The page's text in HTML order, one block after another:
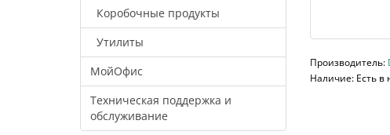
Коробочные продукты
Утилиты
МойОфис
Техническая поддержка и
обслуживание
Производитель:
Наличие: Есть в